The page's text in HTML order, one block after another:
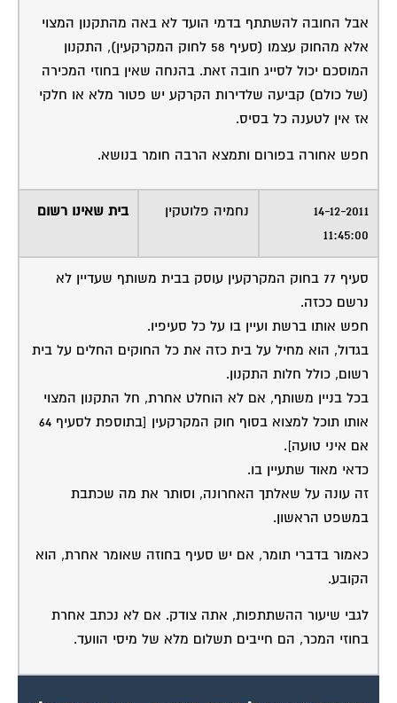
אבל החובה להשתתף בדמי הועד לא באה מהתקנון המצוי
אלא מהחוק עצמו (סעיף 58 לחוק המקרקעין), התקנון
המוסכם יכול לסייג חובה זאת. בהנחה שאין בחוזי המכירה
(של כולם) קביעה שלדירות הקרקע יש פטור מלא או חלקי
אז אין לטענה כל בסיס.
חפש אחורה בפורום ותמצא הרבה חומר בנושא.
14-12-2011
11:45:00
נחמיה פלוטקין בית שאינו רשום
סעיף 77 בחוק המקרקעין עוסק בבית משותף שעדיין לא
נרשם ככזה.
חפש אותו ברשת ועיין בו על כל סעיפיו.
בגדול, הוא מחיל על בית כזה את כל החוקים החלים על בית
רשום, כולל חלות התקנון.
בכל בניין משותף, אם לא הוחלט אחרת, חל התקנון המצוי
אותו תוכל למצוא בסוף חוק המקרקעין [בתוספת לסעיף 64
אם איני טועה].
כדאי מאוד שתעיין בו.
זה עונה על שאלתך האחרונה, וסותר את מה שכתבת
במשפט הראשון.
כאמור בדברי תומר, אם יש סעיף בחוזה שאומר אחרת, הוא
הקובע.
לגבי שיעור ההשתתפות, אתה צודק. אם לא נכתב אחרת
בחוזי המכר, הם חייבים תשלום מלא של מיסי הוועד.